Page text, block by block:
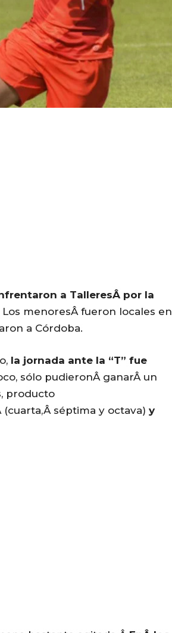
a TalleresÂ por la
Los menoresÂ fueron locales en
a Córdoba.
la jornada ante la “T” fue
sólo pudieronÂ ganarÂ un
, producto
(cuarta,Â séptima y octava) y